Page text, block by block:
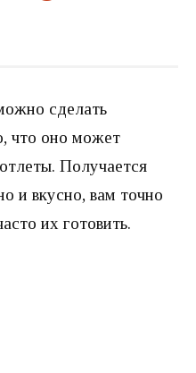
сделать
что оно может
Получается
и вкусно, вам точно
их готовить.